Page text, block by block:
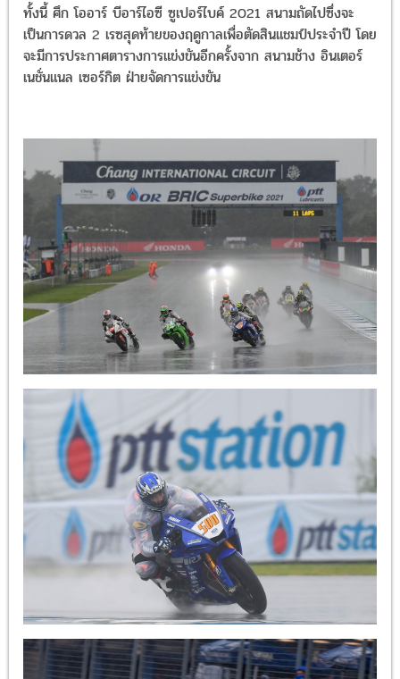
ทั้งนี้ ศึก โออาร์ บีอาร์ไอซี ซูเปอร์ไบค์ 2021 สนามถัดไปซึ่งจะ
เป็นการดวล 2 เรซสุดท้ายของฤดูกาลเพื่อตัดสินแชมป์ประจำปี โดย
จะมีการประกาศตารางการแข่งขันอีกครั้งจาก สนามช้าง อินเตอร์
เนชั่นแนล เซอร์กิต ฝ่ายจัดการแข่งขัน